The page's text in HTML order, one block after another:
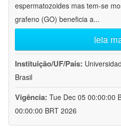
espermatozoides mas tem-se
grafeno (GO) beneficia a...
leia
Instituição/UF/País:
Brasil
Vigência: Tue Dec 05 00:00:00
00:00:00 BRT 2026